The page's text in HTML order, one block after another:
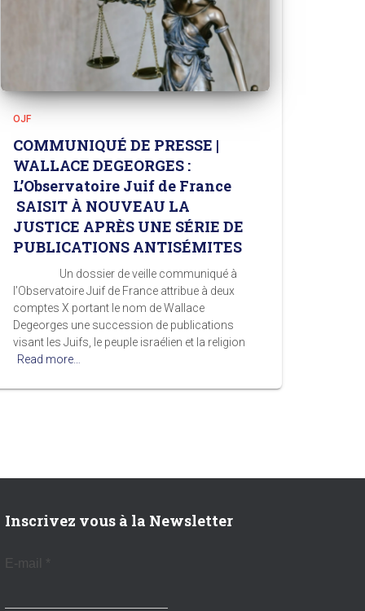
OJF
COMMUNIQUÉ DE PRESSE |
WALLACE DEGEORGES :
L’Observatoire Juif de France
SAISIT À NOUVEAU LA
JUSTICE APRÈS UNE SÉRIE DE
PUBLICATIONS ANTISÉMITES
Un dossier de veille communiqué à
l’Observatoire Juif de France attribue à deux
comptes X portant le nom de Wallace
Degeorges une succession de publications
visant les Juifs, le peuple israélien et la religion
Read more…
Inscrivez vous à la Newsletter
E-mail *